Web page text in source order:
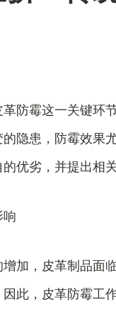
防霉这一关键环
隐患，防霉效果
优劣，并提出相关
加，皮革制品面
此，皮革防霉工